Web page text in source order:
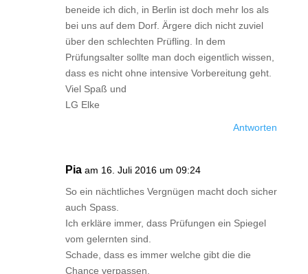
beneide ich dich, in Berlin ist doch mehr los als
bei uns auf dem Dorf. Ärgere dich nicht zuviel
über den schlechten Prüfling. In dem
Prüfungsalter sollte man doch eigentlich wissen,
dass es nicht ohne intensive Vorbereitung geht.
Viel Spaß und
LG Elke
Antworten
Pia am 16. Juli 2016 um 09:24
So ein nächtliches Vergnügen macht doch sicher
auch Spass.
Ich erkläre immer, dass Prüfungen ein Spiegel
vom gelernten sind.
Schade, dass es immer welche gibt die die
Chance verpassen.